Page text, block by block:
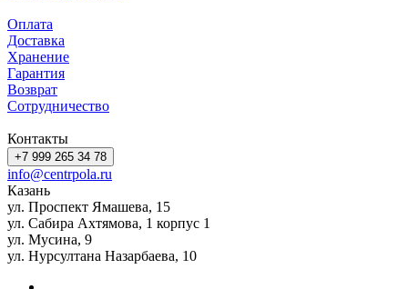
Оплата
Доставка
Хранение
Гарантия
Возврат
Сотрудничество
Контакты
+7 999 265 34 78
info@centrpola.ru
Казань
ул. Проспект Ямашева, 15
ул. Сабира Ахтямова, 1 корпус 1
ул. Мусина, 9
ул. Нурсултана Назарбаева, 10